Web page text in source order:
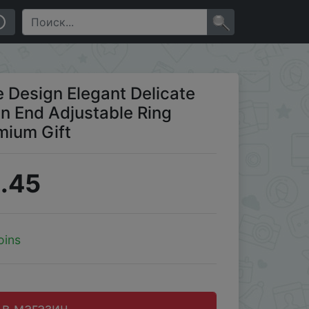
Women Jewelry Party Premium Gift
Design Elegant Delicate
End Adjustable Ring
Gift